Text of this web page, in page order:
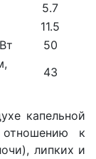
5.7
11.5
50
43
капельной
к
липких и